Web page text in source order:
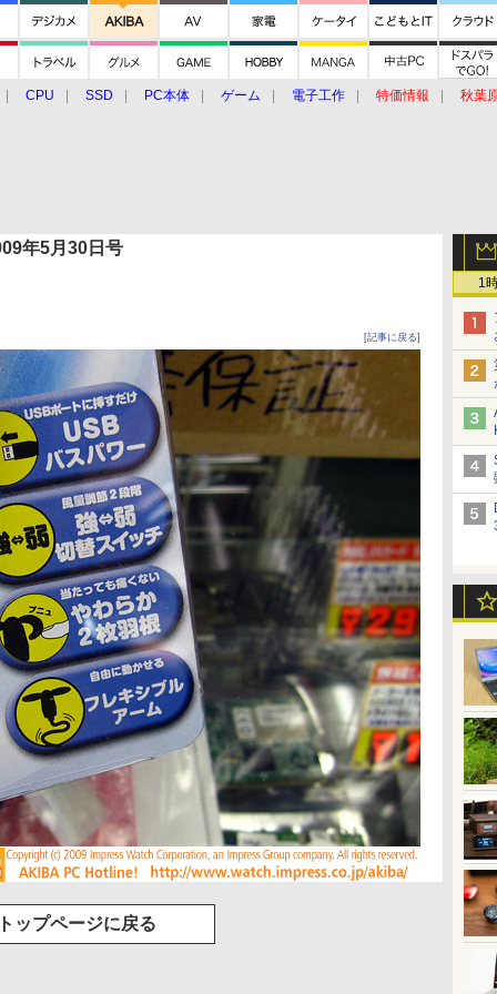
CPU SSD PC本体 ゲーム 電子工作 特価情報
秋葉
1
年5月30日号
[記事に戻る]
ップページに戻る